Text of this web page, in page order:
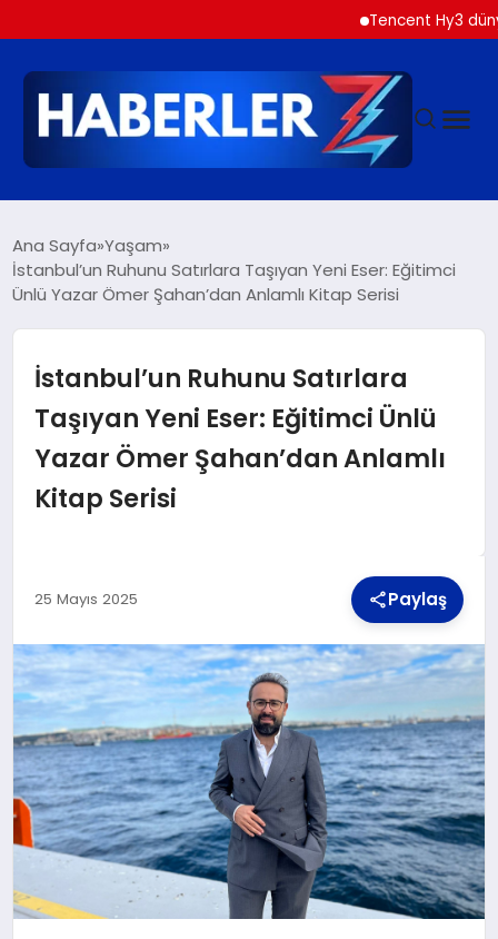
Tencent Hy3 dünya
SIYASET
DÜNYA
EKONOMI
SPOR
YAŞAM
Ana Sayfa Yaşam
İstanbul’un Ruhunu Satırlara Taşıyan Yeni Eser: Eğitimci
Ünlü Yazar Ömer Şahan’dan Anlamlı Kitap Serisi
İstanbul’un Ruhunu Satırlara
Taşıyan Yeni Eser: Eğitimci Ünlü
Yazar Ömer Şahan’dan Anlamlı
Kitap Serisi
25 Mayıs 2025 Paylaş